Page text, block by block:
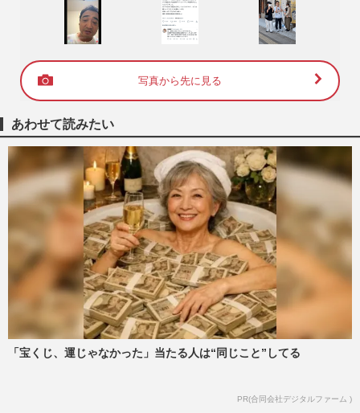
写真から先に見る
あわせて読みたい
「宝くじ、運じゃなかった」当たる人は“同じこと”してる
PR(合同会社デジタルファーム )